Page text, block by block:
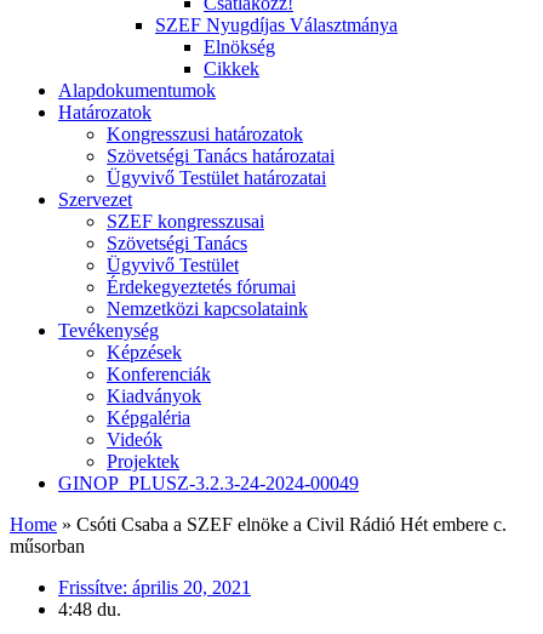
SZEF Nyugdíjas Választmánya
Elnökség
Cikkek
Alapdokumentumok
Határozatok
Kongresszusi határozatok
Szövetségi Tanács határozatai
Ügyvivő Testület határozatai
Szervezet
SZEF kongresszusai
Szövetségi Tanács
Ügyvivő Testület
Érdekegyeztetés fórumai
Nemzetközi kapcsolataink
Tevékenység
Képzések
Konferenciák
Kiadványok
Képgaléria
Videók
Projektek
GINOP_PLUSZ-3.2.3-24-2024-00049
Home » Csóti Csaba a SZEF elnöke a Civil Rádió Hét embere c.
műsorban
Frissítve: április 20, 2021
4:48 du.